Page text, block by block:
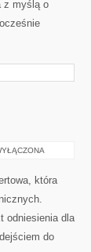
z myślą o
która
odniesienia dla
do